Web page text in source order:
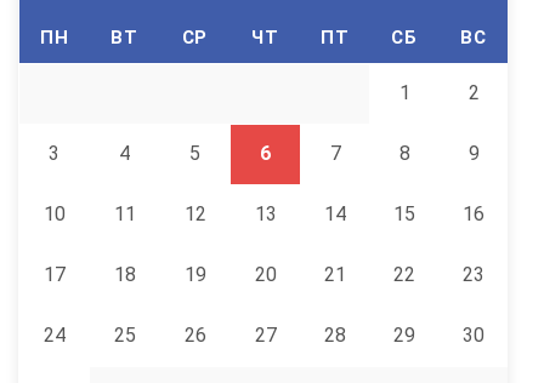
ПН ВТ СР ЧТ ПТ СБ ВС
1 2
3 4 5 6 7 8 9
10 11 12 13 14 15 16
17 18 19 20 21 22 23
24 25 26 27 28 29 30